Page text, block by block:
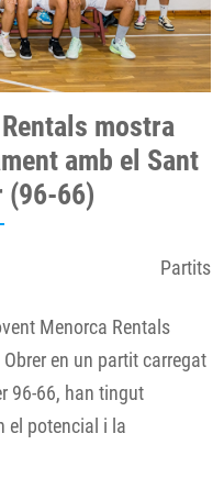
Josep Obrer (96-66)
mostra
amb el Sant
(96-66)
Partits
Menorca Rentals
en un partit carregat
96-66, han tingut
el potencial i la